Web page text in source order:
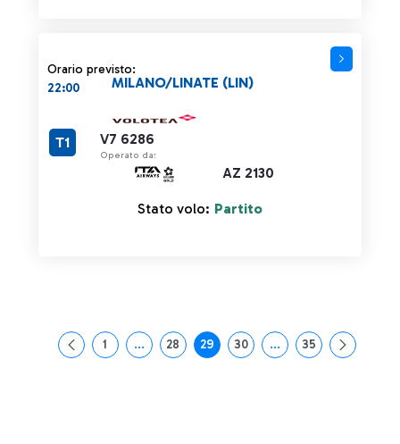
Orario previsto:
22:00
V7 6286
Operato da:
AZ 2130
MILANO/LINATE (LIN)
T1
Stato volo: Partito
Pagina
1 ...Pagine intermedie Use TAB to navigate.
Pagina
28 Pagina
29 Pagina
30 ...Pagine intermedie
Pagina
35